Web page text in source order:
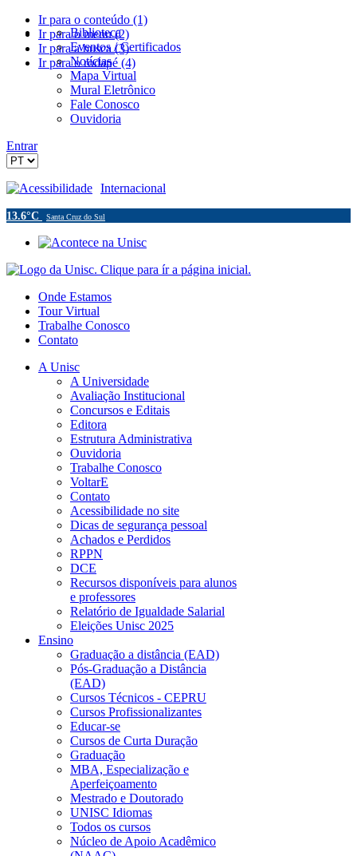
Ir para o conteúdo (1)
Ir para o menu (2)
Ir para a busca (3)
Ir para o rodapé (4)
Biblioteca
Eventos / Certificados
Notícias
Mapa Virtual
Mural Eletrônico
Fale Conosco
Ouvidoria
Entrar
Acessibilidade Internacional
13.6°C Santa Cruz do Sul
Onde Estamos
Tour Virtual
Trabalhe Conosco
Contato
A Unisc
A Universidade
Avaliação Institucional
Concursos e Editais
Editora
Estrutura Administrativa
Ouvidoria
Trabalhe Conosco
VoltarE
Contato
Acessibilidade no site
Dicas de segurança pessoal
Achados e Perdidos
RPPN
DCE
Recursos disponíveis para alunos
e professores
Relatório de Igualdade Salarial
Eleições Unisc 2025
Ensino
Graduação a distância (EAD)
Pós-Graduação a Distância
(EAD)
Cursos Técnicos - CEPRU
Cursos Profissionalizantes
Educar-se
Cursos de Curta Duração
Graduação
MBA, Especialização e
Aperfeiçoamento
Mestrado e Doutorado
UNISC Idiomas
Todos os cursos
Núcleo de Apoio Acadêmico